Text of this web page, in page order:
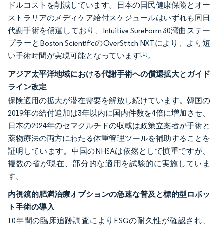
ドルコストを削減しています。日本の国民健康保険とオー
ストラリアのメディケア給付スケジュールはいずれも同日
代謝手術を償還しており、Intuitive SureForm 30湾曲ステー
プラーとBoston ScientificのOverStitch NXTにより、より短
い手術時間が実現可能となっています[1]。
アジア太平洋地域における代謝手術への償還拡大とガイド
ライン改定
保険適用の拡大が潜在需要を解放し続けています。韓国の
2019年の給付追加は3年以内に国内件数を4倍に増加させ、
日本の2024年のセマグルチドの収載は政策立案者が手術と
薬物療法の両方にわたる体重管理ツールを補助することを
証明しています。中国のNHSAは依然として慎重ですが、
複数の省が現在、部分的な適用を試験的に実施していま
す。
内視鏡的肥満治療オプションの急速な普及と標的型ロボッ
ト手術の導入
10年間の臨床追跡調査によりESGの耐久性が確認され、